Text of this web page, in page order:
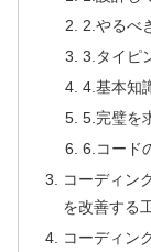
2.やるべ
3.タイピ
4.基本知
5.完璧を
6.コード
コーディン
を改善する
コーディン